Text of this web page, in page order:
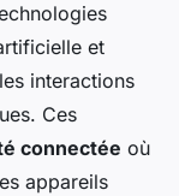
et
interactions
Ces
connectée où
appareils